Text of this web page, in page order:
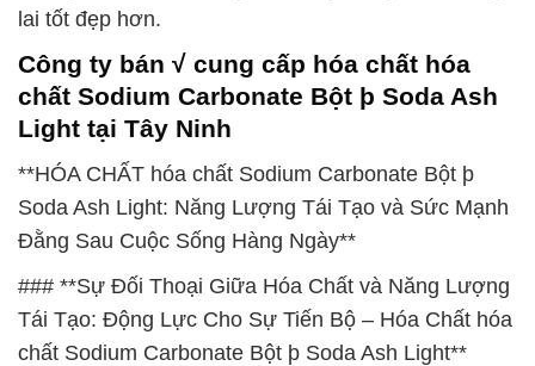
lai tốt đẹp hơn.
Công ty bán √ cung cấp hóa chất hóa
chất Sodium Carbonate Bột þ Soda Ash
Light tại Tây Ninh
**HÓA CHẤT hóa chất Sodium Carbonate Bột þ
Soda Ash Light: Năng Lượng Tái Tạo và Sức Mạnh
Đằng Sau Cuộc Sống Hàng Ngày**
### **Sự Đối Thoại Giữa Hóa Chất và Năng Lượng
Tái Tạo: Động Lực Cho Sự Tiến Bộ – Hóa Chất hóa
chất Sodium Carbonate Bột þ Soda Ash Light**